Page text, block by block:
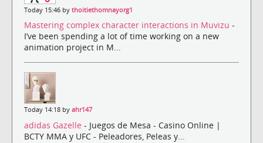
Today 15:46 by thoitiethomnayorg1
Mastering complex character interactions in Muvizu -
I’ve been spending a lot of time working on a new
animation project in M...
Today 14:18 by ahr147
adidas Gazelle - Juegos de Mesa - Casino Online |
BCTY MMA y UFC - Peleadores, Peleas y...